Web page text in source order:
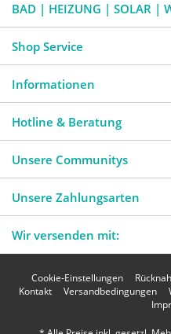
BAD | HEIZUNG | SOLAR |
Shop Service
Informationen
Hotline & Beratung
Unsere Communitys
Unsere Zahlungsarten
Wir versenden mit:
Cookie-Einstellungen
Kontakt
Versandbedingungen